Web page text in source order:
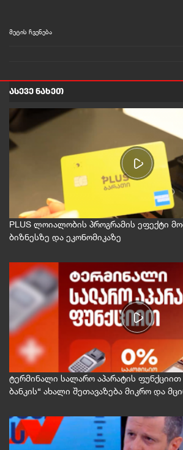
მეტის ჩვენება
ᲐᲡᲔᲕᲔ ᲜᲐᲮᲔᲗ
PLUS ლოიალობის პროგრამის ეფექტი
ბიზნესზე და ეკონომიკაზე
ტერმინალი სალარო აპარატის
ბანკის“ ახალი შეთავაზება მიკრო და